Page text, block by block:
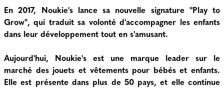
En 2017, Noukie's lance sa nouvelle signature "Play to
Grow", qui traduit sa volonté d'accompagner les enfants
dans leur développement tout en s'amusant.
Aujourd'hui, Noukie's est une marque leader sur le
marché des jouets et vêtements pour bébés et enfants.
Elle est présente dans plus de 50 pays, et elle continue